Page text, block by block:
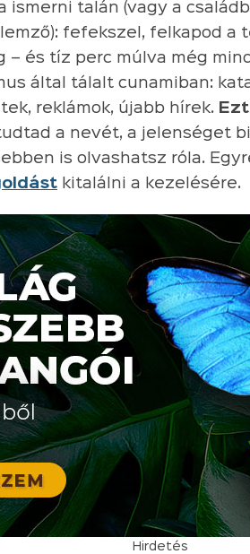
ismerni talán (vagy a
fefekszel, felkapod a
– és tíz perc múlva még
által tálalt cunamiban:
reklámok, újabb hírek.
a nevét, a jelenséget
is olvashatsz róla.
kitalálni a kezelésére.
Hirdetés